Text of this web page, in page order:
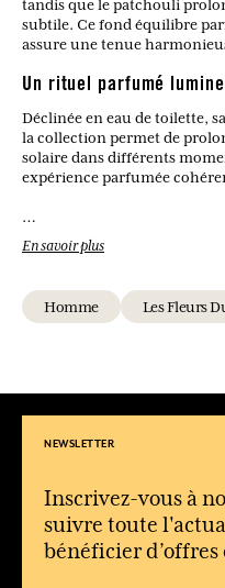
tandis que le patchouli
subtile. Ce fond équilibre
assure une tenue
Un rituel parfumé
Déclinée en eau de toilette,
la collection permet de
solaire dans différents
expérience parfumée
Quel type de parfum est Bel
C’est une eau de toilette
Quelles sont les notes
À qui s’adresse ce parfum ?
Quelle est la particularité
Son équilibre entre agrumes
une fraîcheur à la fois vive
En savoir plus
Homme Les Fleurs
NEWSLETTER
Inscrivez-vous à
suivre toute
bénéficier